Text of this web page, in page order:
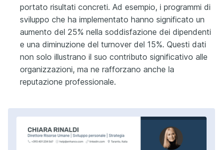
portato risultati concreti. Ad esempio, i programmi di
sviluppo che ha implementato hanno significato un
aumento del 25% nella soddisfazione dei dipendenti
e una diminuzione del turnover del 15%. Questi dati
non solo illustrano il suo contributo significativo alle
organizzazioni, ma ne rafforzano anche la
reputazione professionale.